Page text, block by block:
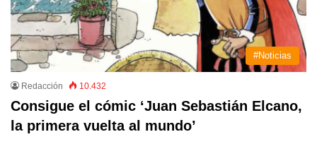
#Noticias
Redacción 10.432
Consigue el cómic ‘Juan Sebastián Elcano,
la primera vuelta al mundo’